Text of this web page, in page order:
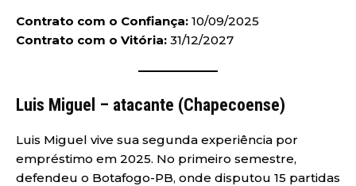
Contrato com o Confiança: 10/09/2025
Contrato com o Vitória: 31/12/2027
Luis Miguel – atacante (Chapecoense)
Luis Miguel vive sua segunda experiência por
empréstimo em 2025. No primeiro semestre,
defendeu o Botafogo-PB, onde disputou 15 partidas